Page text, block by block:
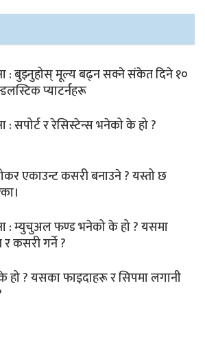
: बुझ्नुहोस् मूल्य बढ्न सक्ने संकेत दिने १०
प्याटर्नहरू
: सपोर्ट र रेसिस्टेन्स भनेको के हो ?
एकाउन्ट कसरी बनाउने ? यस्तो छ
: म्युचुअल फण्ड भनेको के हो ? यसमा
कसरी गर्ने ?
हो ? यसका फाइदाहरू र सिपमा लगानी